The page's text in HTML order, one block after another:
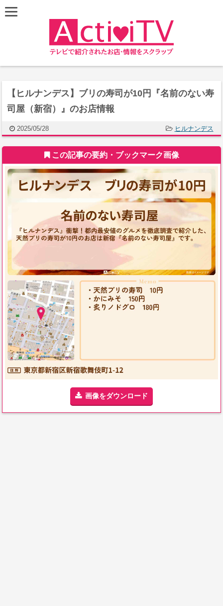
【ヒルナンデス】ブリの寿司が10円『名前のない寿
司屋（新宿）』のお店情報
2025/05/28 ヒルナンデス
この記事の要約・ブックマーク画像
画像をダウンロード